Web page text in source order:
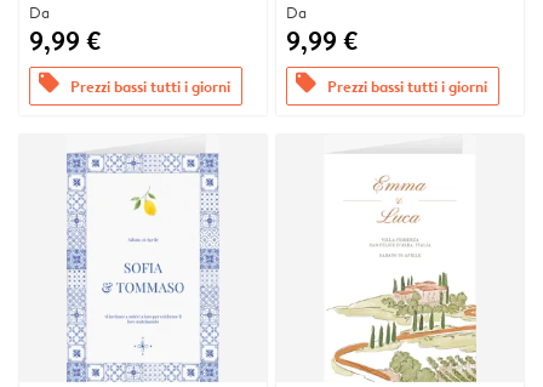
Da
9,99 €
offers Prezzi bassi tutti i giorni
Da
9,99 €
offers Prezzi bassi tutti i giorni